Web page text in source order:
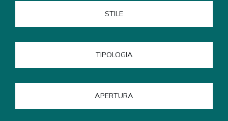
STILE
TIPOLOGIA
APERTURA